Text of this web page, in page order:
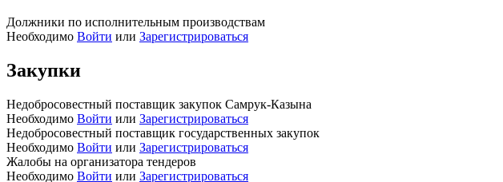
Должники по исполнительным производствам
Необходимо Войти или Зарегистрироваться
Закупки
Недобросовестный поставщик закупок Самрук-Казына
Необходимо Войти или Зарегистрироваться
Недобросовестный поставщик государственных закупок
Необходимо Войти или Зарегистрироваться
Жалобы на организатора тендеров
Необходимо Войти или Зарегистрироваться